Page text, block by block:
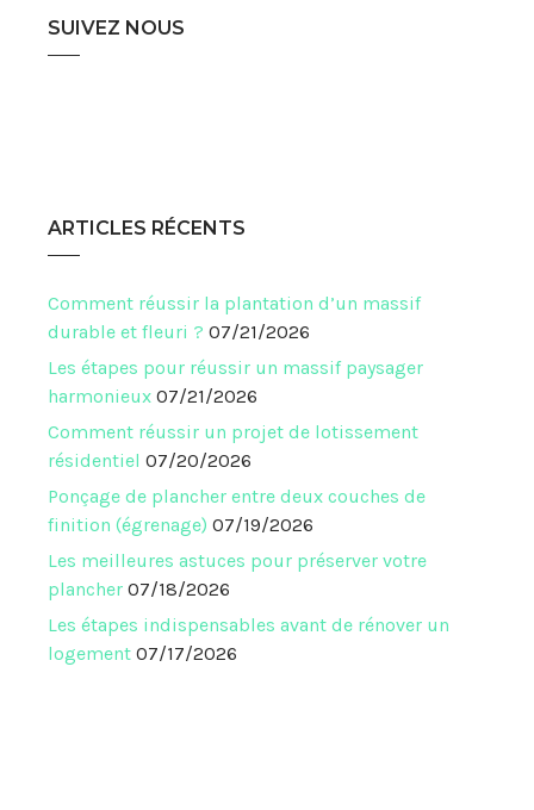
SUIVEZ NOUS
ARTICLES RÉCENTS
Comment réussir la plantation d’un massif
durable et fleuri ? 07/21/2026
Les étapes pour réussir un massif paysager
harmonieux 07/21/2026
Comment réussir un projet de lotissement
résidentiel 07/20/2026
Ponçage de plancher entre deux couches de
finition (égrenage) 07/19/2026
Les meilleures astuces pour préserver votre
plancher 07/18/2026
Les étapes indispensables avant de rénover un
logement 07/17/2026